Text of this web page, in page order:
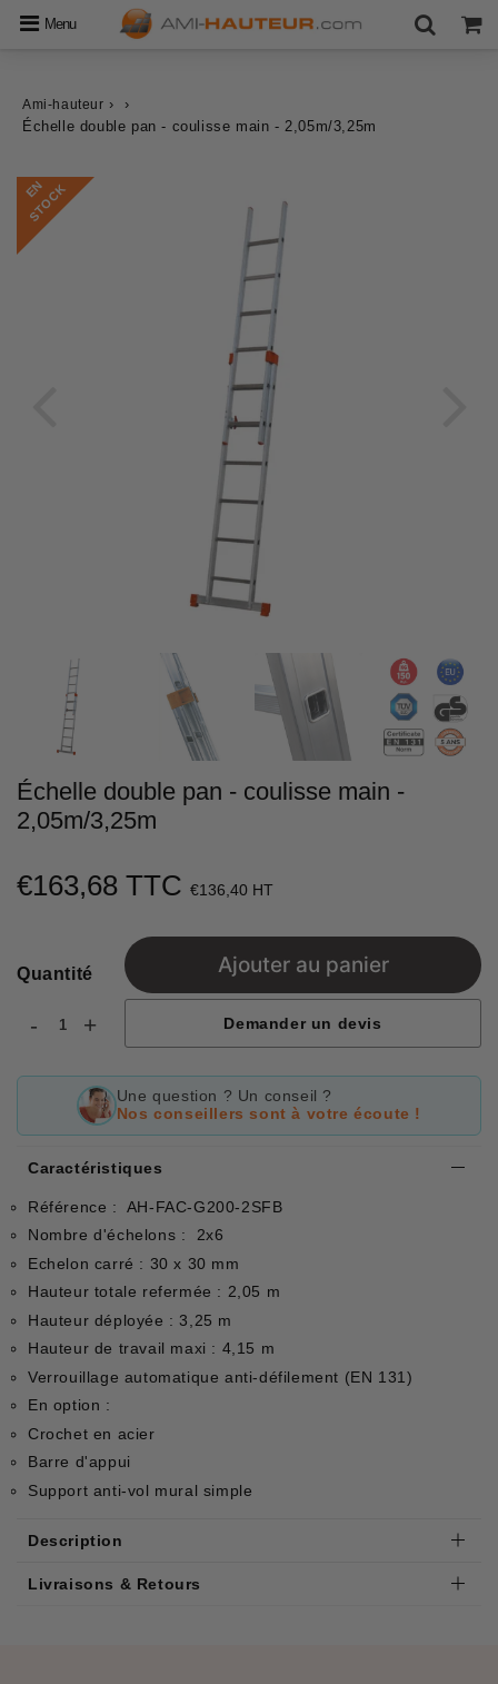
Menu
Ami-hauteur ›
›
Échelle double pan - coulisse main - 2,05m/3,25m
E
N
S
T
O
C
K
Échelle double pan - coulisse main -
2,05m/3,25m
€163,68 TTC €136,40 HT
Quantité
- +
Ajouter au panier
Demander un devis
Une question ? Un conseil ?
Nos conseillers sont à votre écoute !
Caractéristiques
Référence : AH-FAC-G200-2SFB
Nombre d'échelons : 2x6
Echelon carré : 30 x 30 mm
Hauteur totale refermée : 2,05 m
Hauteur déployée : 3,25 m
Hauteur de travail maxi : 4,15 m
Verrouillage automatique anti-défilement (EN 131)
En option :
Crochet en acier
Barre d'appui
Support anti-vol mural simple
Description
Livraisons & Retours